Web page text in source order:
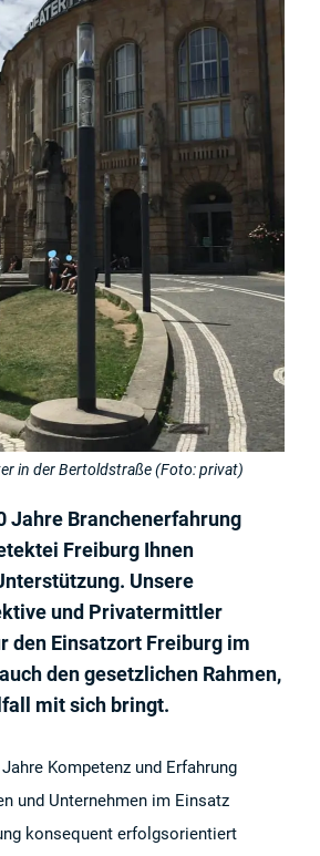
in der Bertoldstraße (Foto: privat)
Jahre Branchenerfahrung
Freiburg Ihnen
Unsere
und Privatermittler
den Einsatzort Freiburg im
den gesetzlichen Rahmen,
mit sich bringt.
Kompetenz und Erfahrung
und Unternehmen im Einsatz
konsequent erfolgsorientiert